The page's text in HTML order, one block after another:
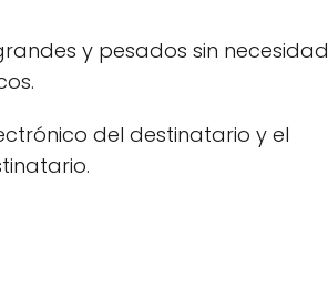
y pesados sin necesidad
del destinatario y el